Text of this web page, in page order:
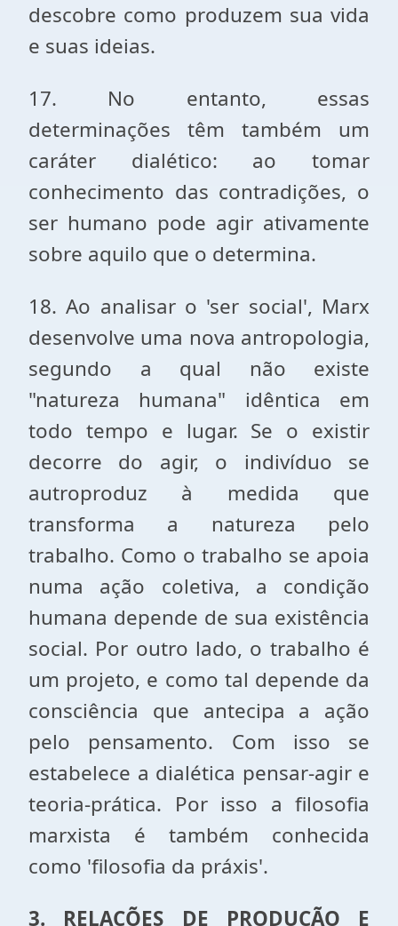
descobre como produzem sua vida
e suas ideias.
17. No entanto, essas
determinações têm também um
caráter dialético: ao tomar
conhecimento das contradições, o
ser humano pode agir ativamente
sobre aquilo que o determina.
18. Ao analisar o 'ser social', Marx
desenvolve uma nova antropologia,
segundo a qual não existe
"natureza humana" idêntica em
todo tempo e lugar. Se o existir
decorre do agir, o indivíduo se
autroproduz à medida que
transforma a natureza pelo
trabalho. Como o trabalho se apoia
numa ação coletiva, a condição
humana depende de sua existência
social. Por outro lado, o trabalho é
um projeto, e como tal depende da
consciência que antecipa a ação
pelo pensamento. Com isso se
estabelece a dialética pensar-agir e
teoria-prática. Por isso a filosofia
marxista é também conhecida
como 'filosofia da práxis'.
3. RELAÇÕES DE PRODUÇÃO E